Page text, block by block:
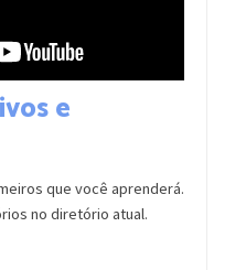
e
que você aprenderá.
no diretório atual.